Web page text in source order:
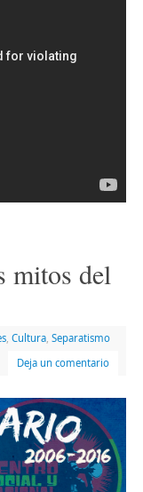
mitos del
, Cultura, Separatismo
Deja un comentario